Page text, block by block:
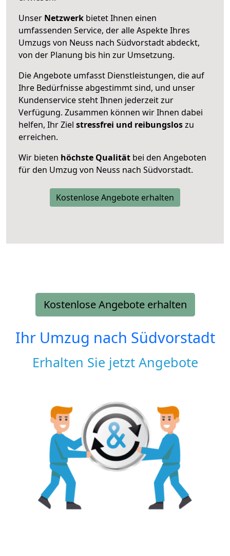
Unser Netzwerk bietet Ihnen einen
umfassenden Service, der alle Aspekte Ihres
Umzugs von Neuss nach Südvorstadt abdeckt,
von der Planung bis hin zur Umsetzung.
Die Angebote umfasst Dienstleistungen, die auf
Ihre Bedürfnisse abgestimmt sind, und unser
Kundenservice steht Ihnen jederzeit zur
Verfügung. Zusammen können wir Ihnen dabei
helfen, Ihr Ziel stressfrei und reibungsloszu
erreichen.
Wir bieten höchste Qualität bei den Angeboten
für den Umzug von Neuss nach Südvorstadt.
Kostenlose Angebote erhalten
Kostenlose Angebote erhalten
Ihr Umzug nach Südvorstadt
Erhalten Sie jetzt Angebote